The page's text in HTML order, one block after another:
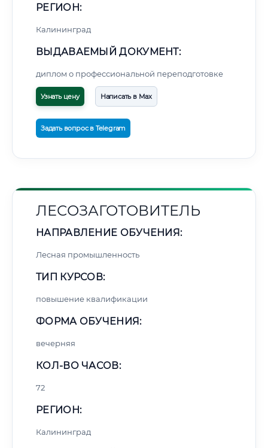
РЕГИОН:
Калининград
ВЫДАВАЕМЫЙ ДОКУМЕНТ:
диплом о профессиональной переподготовке
Узнать цену Написать в Max
Задать вопрос в Telegram
ЛЕСОЗАГОТОВИТЕЛЬ
НАПРАВЛЕНИЕ ОБУЧЕНИЯ:
Лесная промышленность
ТИП КУРСОВ:
повышение квалификации
ФОРМА ОБУЧЕНИЯ:
вечерняя
КОЛ-ВО ЧАСОВ:
72
РЕГИОН:
Калининград